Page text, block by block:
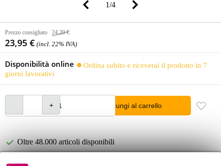
1/4
Prezzo consigliato 24,20 €
23,95 € (incl. 22% IVA)
Disponibilità online
Ordina subito e riceverai il prodotto in 7
giorni lavorativi
Aggiungi al carrello
Oltre 48.000 articoli disponibili